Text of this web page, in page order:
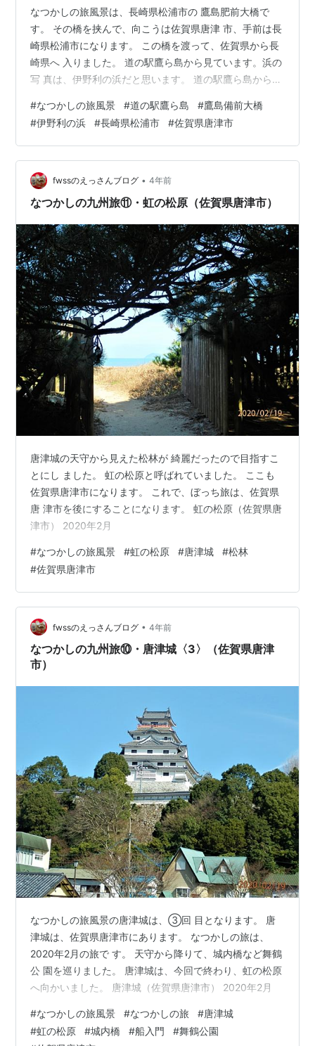
なつかしの旅風景は、長崎県松浦市の 鷹島肥前大橋で
す。 その橋を挟んで、向こうは佐賀県唐津 市、手前は長
崎県松浦市になります。 この橋を渡って、佐賀県から長
崎県へ 入りました。 道の駅鷹ら島から見ています。浜の
写 真は、伊野利の浜だと思います。 道の駅鷹ら島から見
#なつかしの旅風景 #道の駅鷹ら島 #鷹島備前大橋
#伊野利の浜 #長崎県松浦市 #佐賀県唐津市
fwssのえっさんブログ • 4年前
なつかしの九州旅⑪・虹の松原（佐賀県唐津市）
唐津城の天守から見えた松林が 綺麗だったので目指すこ
とにし ました。 虹の松原と呼ばれていました。 ここも
佐賀県唐津市になります。 これで、ぼっち旅は、佐賀県
唐 津市を後にすることになります。 虹の松原（佐賀県唐
津市） 2020年2月
#なつかしの旅風景 #虹の松原 #唐津城 #松林
#佐賀県唐津市
fwssのえっさんブログ • 4年前
なつかしの九州旅⑩・唐津城〈3〉（佐賀県唐津
市）
なつかしの旅風景の唐津城は、③回 目となります。 唐
津城は、佐賀県唐津市にあります。 なつかしの旅は、
2020年2月の旅で す。 天守から降りて、城内橋など舞鶴
公 園を巡りました。 唐津城は、今回で終わり、虹の松原
へ向かいました。 唐津城（佐賀県唐津市） 2020年2月
#なつかしの旅風景 #なつかしの旅 #唐津城
#虹の松原 #城内橋 #船入門 #舞鶴公園